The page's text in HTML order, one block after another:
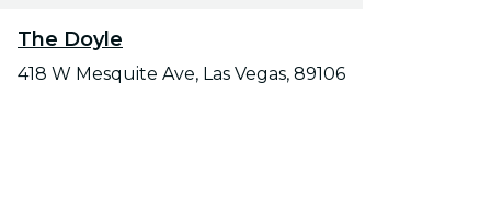
The Doyle
418 W Mesquite Ave, Las Vegas, 89106